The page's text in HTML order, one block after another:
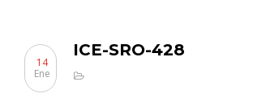
ICE-SRO-428
14
Ene